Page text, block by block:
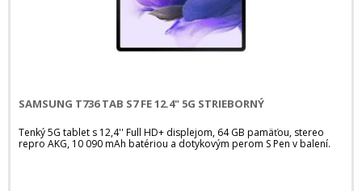
SAMSUNG T736 TAB S7 FE 12.4" 5G STRIEBORNÝ
Tenký 5G tablet s 12,4'' Full HD+ displejom, 64 GB pamäťou, stereo
repro AKG, 10 090 mAh batériou a dotykovým perom S Pen v balení.